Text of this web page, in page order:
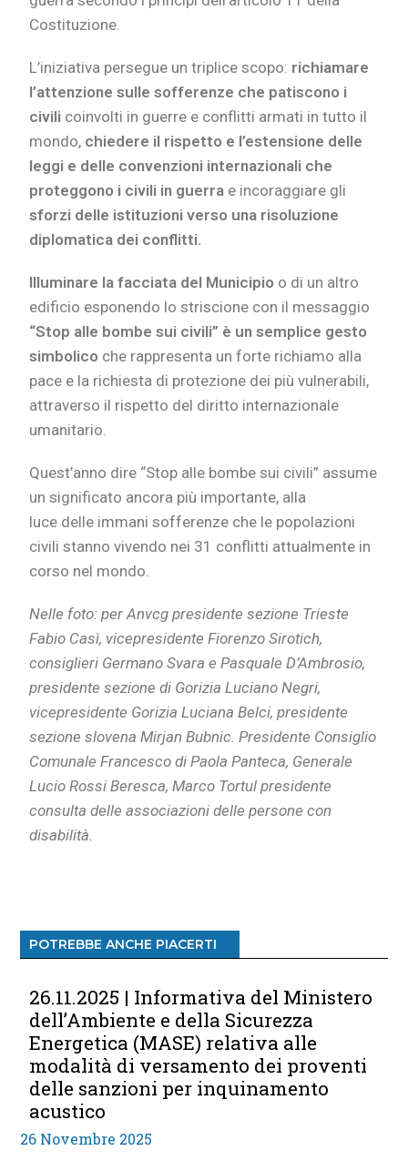
Costituzione.
L’iniziativa persegue un triplice scopo: richiamare
l’attenzione sulle sofferenze che patiscono i
civili coinvolti in guerre e conflitti armati in tutto il
mondo, chiedere il rispetto e l’estensione delle
leggi e delle convenzioni internazionali che
proteggono i civili in guerra e incoraggiare gli
sforzi delle istituzioni verso una risoluzione
diplomatica dei conflitti.
Illuminare la facciata del Municipio o di un altro
edificio esponendo lo striscione con il messaggio
“Stop alle bombe sui civili” è un semplice gesto
simbolico che rappresenta un forte richiamo alla
pace e la richiesta di protezione dei più vulnerabili,
attraverso il rispetto del diritto internazionale
umanitario.
Quest’anno dire “Stop alle bombe sui civili” assume
un significato ancora più importante, alla
luce delle immani sofferenze che le popolazioni
civili stanno vivendo nei 31 conflitti attualmente in
corso nel mondo.
Nelle foto: per Anvcg presidente sezione Trieste
Fabio Casì, vicepresidente Fiorenzo Sirotich,
consiglieri Germano Svara e Pasquale D’Ambrosio,
presidente sezione di Gorizia Luciano Negri,
vicepresidente Gorizia Luciana Belci, presidente
sezione slovena Mirjan Bubnic. Presidente Consiglio
Comunale Francesco di Paola Panteca, Generale
Lucio Rossi Beresca, Marco Tortul presidente
consulta delle associazioni delle persone con
disabilità.
POTREBBE ANCHE PIACERTI
26.11.2025 | Informativa del Ministero
dell’Ambiente e della Sicurezza
Energetica (MASE) relativa alle
modalità di versamento dei proventi
delle sanzioni per inquinamento
acustico
26 Novembre 2025